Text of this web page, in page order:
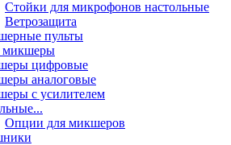
Стойки для микрофонов настольные
Ветрозащита
пульты
микшеры
цифровые
аналоговые
с усилителем
Опции для микшеров